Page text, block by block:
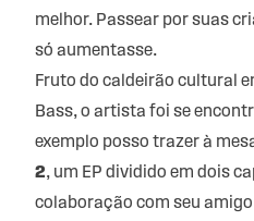
melhor. Passear por suas
só aumentasse.
Fruto do caldeirão cultural
Bass, o artista foi se
exemplo posso trazer à
2, um EP dividido em dois
colaboração com seu